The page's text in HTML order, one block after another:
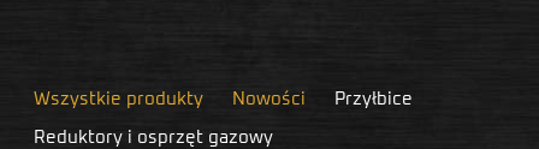
Wszystkie produkty Nowości Przyłbice
Reduktory i osprzęt gazowy